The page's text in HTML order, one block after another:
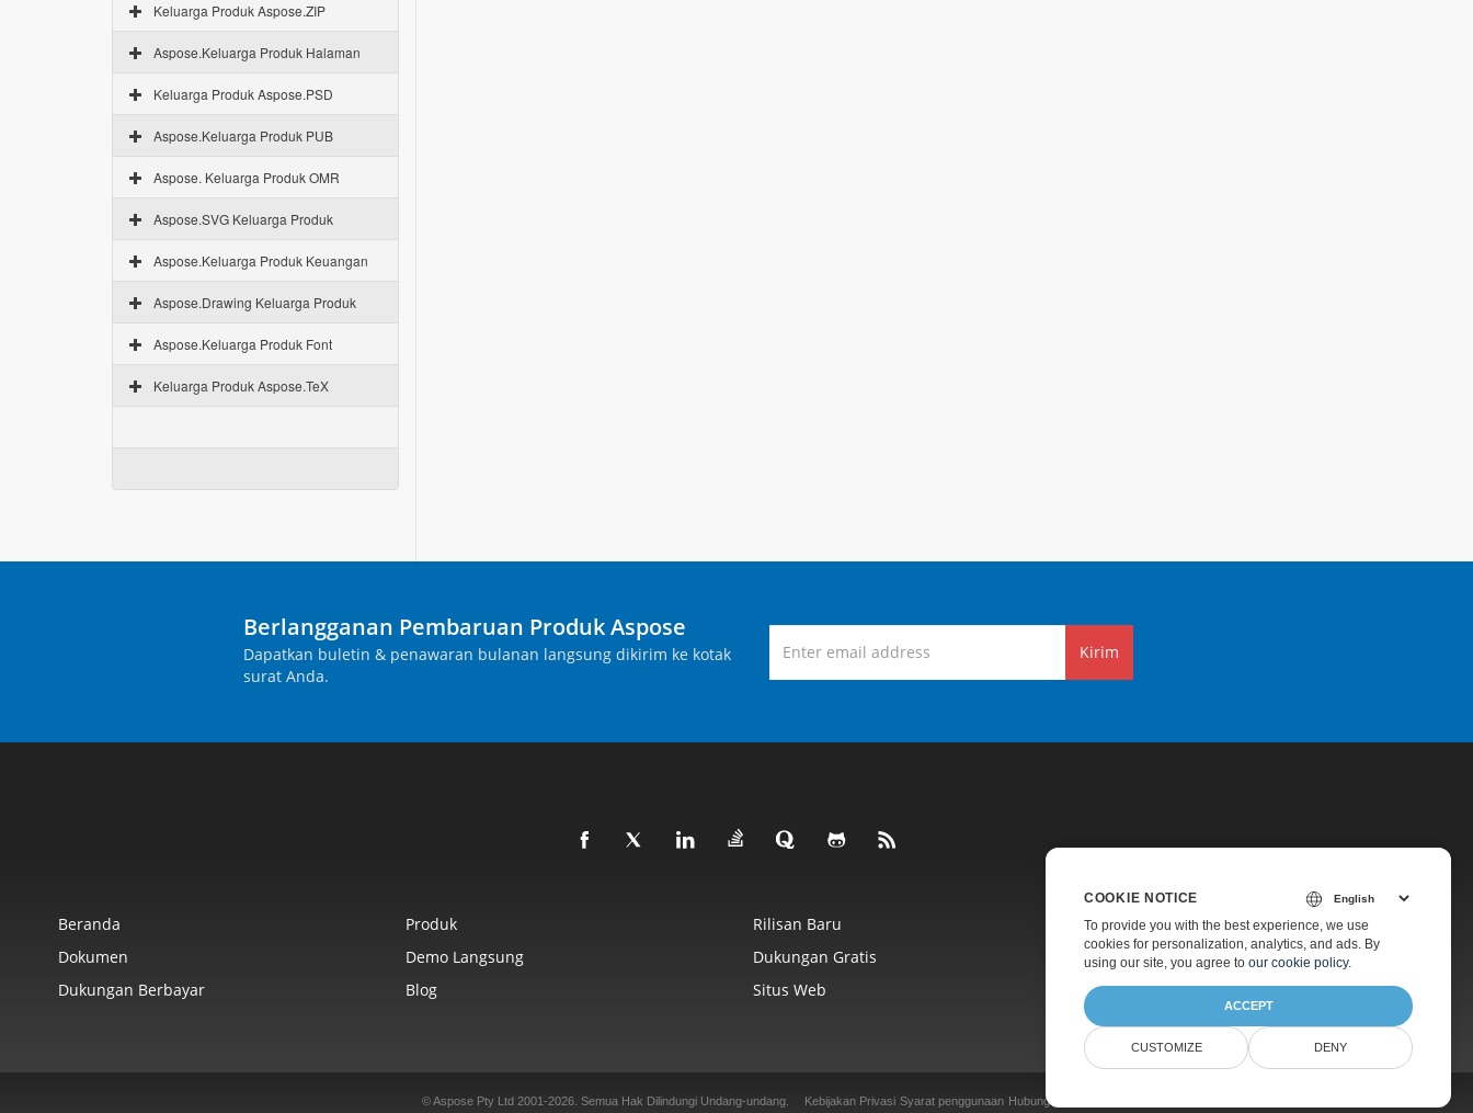
Keluarga Produk Aspose.ZIP
Aspose.Keluarga Produk Halaman
Keluarga Produk Aspose.PSD
Aspose.Keluarga Produk PUB
Aspose. Keluarga Produk OMR
Aspose.SVG Keluarga Produk
Aspose.Keluarga Produk Keuangan
Aspose.Drawing Keluarga Produk
Aspose.Keluarga Produk Font
Keluarga Produk Aspose.TeX
Berlangganan Pembaruan Produk Aspose
Dapatkan buletin & penawaran bulanan langsung dikirim ke kotak
surat Anda.
Kirim
Beranda Produk Rilisan Baru
Harga
Dokumen
Demo Langsung Dukungan Gratis
Konsultasi Gratis
Dukungan Berbayar
Blog Situs Web Tentang
© Aspose Pty Ltd 2001-2026. Semua Hak Dilindungi Undang-undang. Kebijakan Privasi Syarat penggunaan Hubungi
COOKIE NOTICE
To provide you with the best experience, we use
cookies for personalization, analytics, and ads. By
using our site, you agree to our cookie policy.
ACCEPT
CUSTOMIZE DENY